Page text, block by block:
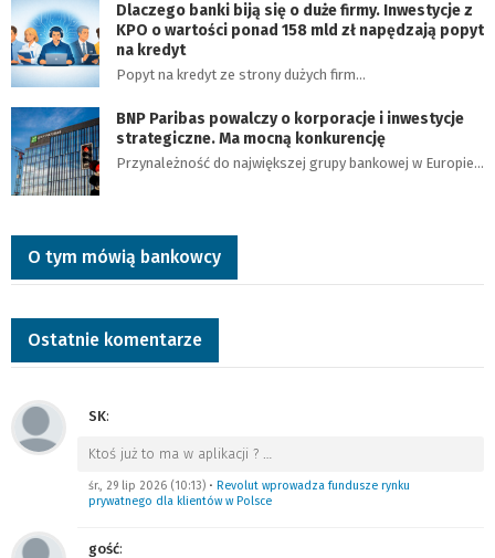
Dlaczego banki biją się o duże firmy. Inwestycje z
KPO o wartości ponad 158 mld zł napędzają popyt
na kredyt
Popyt na kredyt ze strony dużych firm…
BNP Paribas powalczy o korporacje i inwestycje
strategiczne. Ma mocną konkurencję
Przynależność do największej grupy bankowej w Europie…
O tym mówią bankowcy
Ostatnie komentarze
SK:
Ktoś już to ma w aplikacji ? …
śr., 29 lip 2026 (10:13) • Revolut wprowadza fundusze rynku
prywatnego dla klientów w Polsce
gość: